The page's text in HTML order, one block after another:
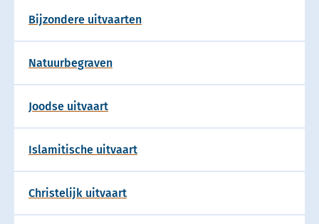
Bijzondere uitvaarten
Natuurbegraven
Joodse uitvaart
Islamitische uitvaart
Christelijk uitvaart